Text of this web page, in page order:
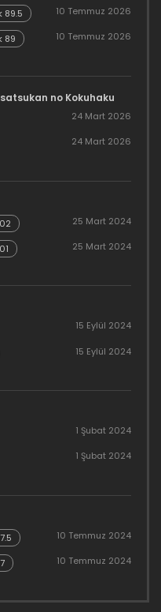
89.5 10 Temmuz 2026
89 10 Temmuz 2026
no Kokuhaku
24 Mart 2026
24 Mart 2026
25 Mart 2024
25 Mart 2024
15 Eylül 2024
15 Eylül 2024
1 Şubat 2024
1 Şubat 2024
10 Temmuz 2024
10 Temmuz 2024